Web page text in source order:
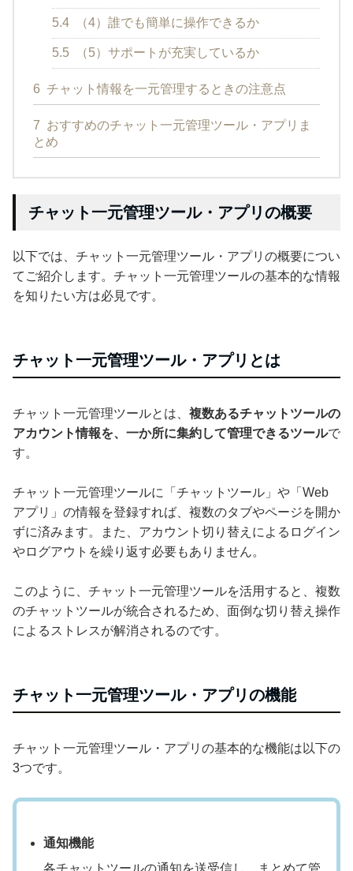
5.4 （4）誰でも簡単に操作できるか
5.5 （5）サポートが充実しているか
6 チャット情報を一元管理するときの注意点
7 おすすめのチャット一元管理ツール・アプリま
とめ
チャット一元管理ツール・アプリの概要
以下では、チャット一元管理ツール・アプリの概要につい
てご紹介します。チャット一元管理ツールの基本的な情報
を知りたい方は必見です。
チャット一元管理ツール・アプリとは
チャット一元管理ツールとは、 複数あるチャットツールの
アカウント情報を、一か所に集約して管理できるツールで
す。
チャット一元管理ツールに「チャットツール」や「Web
アプリ」の情報を登録すれば、複数のタブやページを開か
ずに済みます。また、アカウント切り替えによるログイン
やログアウトを繰り返す必要もありません。
このように、チャット一元管理ツールを活用すると、複数
のチャットツールが統合されるため、面倒な切り替え操作
によるストレスが解消されるのです。
チャット一元管理ツール・アプリの機能
チャット一元管理ツール・アプリの基本的な機能は以下の
3つです。
通知機能
各チャットツールの通知を送受信し、まとめて管